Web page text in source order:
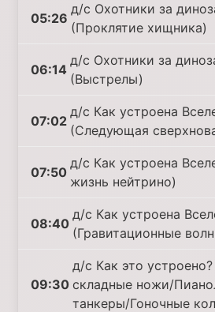
05:26
д/с Охотники за
(Проклятие хищника)
06:14
д/с Охотники за
(Выстрелы)
07:02
д/с Как устроена
(Следующая
07:50
д/с Как устроена
жизнь нейтрино)
08:40
д/с Как устроена
(Гравитационные
09:30
д/с Как это
складные ножи/
танкеры/Гоночные